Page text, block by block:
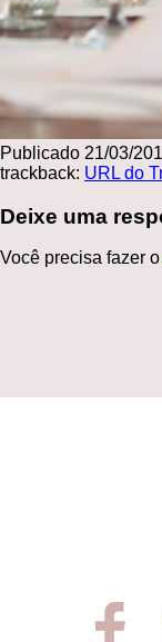
Publicado 21/03/
trackback: URL do
Deixe uma
Você precisa fazer o